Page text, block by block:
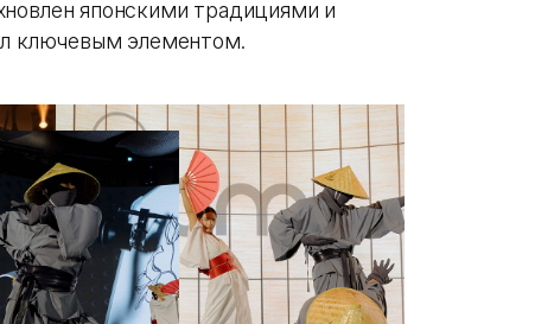
японскими традициями и
ключевым элементом.